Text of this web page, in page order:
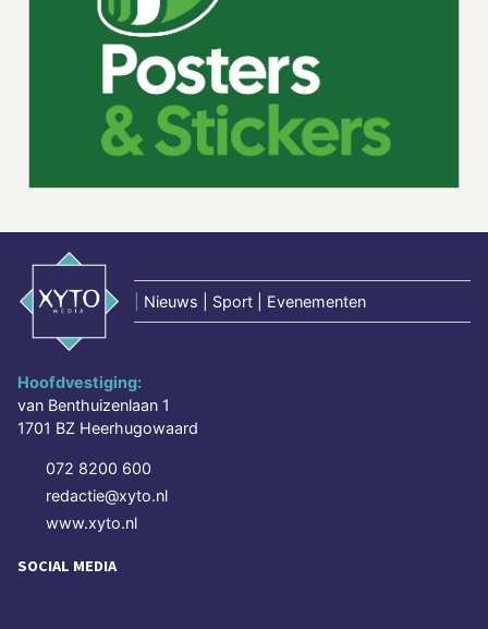
Nieuws | Sport | Evenementen
Hoofdvestiging:
van Benthuizenlaan 1
1701 BZ Heerhugowaard
072 8200 600
redactie@xyto.nl
www.xyto.nl
SOCIAL MEDIA